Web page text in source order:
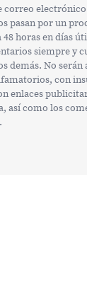
correo
pasan por un
horas en días
siempre y
demás. No serán
con
enlaces
así como los